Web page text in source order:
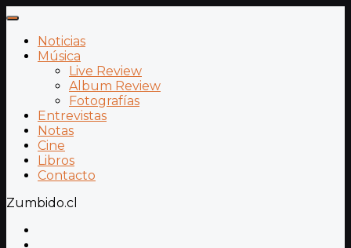
Noticias
Música
Live Review
Album Review
Fotografías
Entrevistas
Notas
Cine
Libros
Contacto
Zumbido.cl